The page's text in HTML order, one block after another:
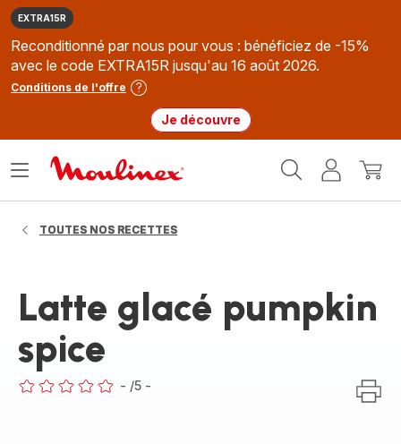
EXTRA15R
Reconditionné par nous pour vous : bénéficiez de -15%
avec le code EXTRA15R jusqu'au 16 août 2026.
Conditions de l'offre
Je découvre
MonMon
Ouvrir
TOUTES NOS RECETTES
Latte glacé pumpkin
spice
- /5 -